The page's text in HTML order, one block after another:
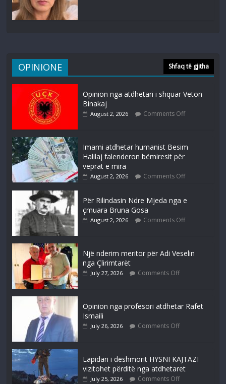
OPINIONE Shfaq të gjitha
Opinion nga atdhetari i shquar Veton
Binakaj
August 2, 2026 Comments Off
Imami atdhetar humanist Besim
Halilaj falenderon bëmiresit për
veprat e mira
August 2, 2026 Comments Off
Për Rilindasin Ndre Mjeda nga e
çmuara Bruna Gosa
August 2, 2026 Comments Off
Një nderim meritor për Adi Veselin
nga Çlirimtarët
July 27, 2026 Comments Off
Opinion nga profesori atdhetar Rafet
Ismaili
July 26, 2026 Comments Off
Lapidari i dëshmorit HYSNI KAJTAZI
vizitohet përditë nga atdhetaret
July 25, 2026 Comments Off